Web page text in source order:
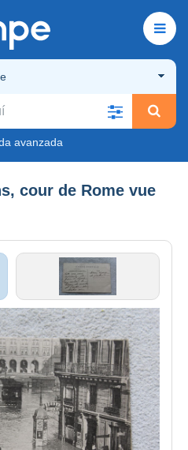
avanzada
cour de Rome vue